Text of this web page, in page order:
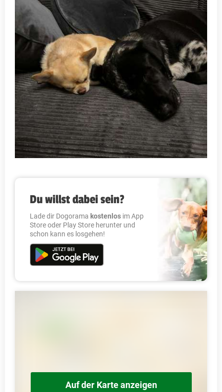
Du willst dabei sein?
Lade dir Dogorama kostenlos im App
Store oder Play Store herunter und
schon kann es losgehen!
Auf der Karte anzeigen